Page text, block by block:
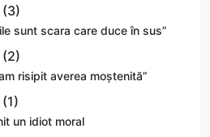
sunt scara care duce în sus”
risipit averea moștenită”
un idiot moral